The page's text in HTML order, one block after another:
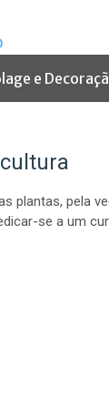
e
plantas, pela
se a um